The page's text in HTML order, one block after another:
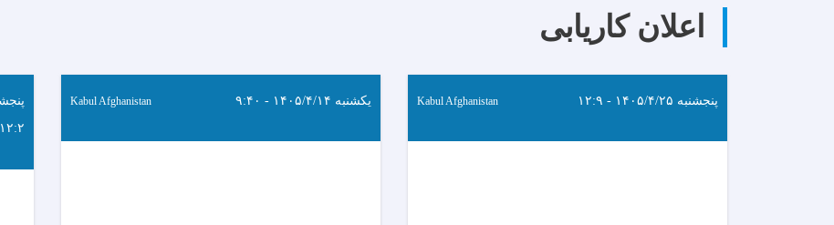
اعلان کاریابی
پنجشنبه ۱۴۰۵/۴/۲۵ - ۱۲:۹ Kabul Afghanistan یکشنبه ۱۴۰۵/۴/۱۴ - ۹:۴۰ Kabul Afghanistan
۱۲:۲